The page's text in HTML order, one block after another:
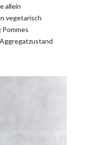
allein
vegetarisch
Pommes